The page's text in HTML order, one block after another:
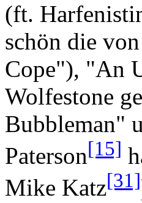
(ft.
schön die
Cope"), "An
Wolfestone
Bubbleman"
Paterson[15]
Mike Katz[31]